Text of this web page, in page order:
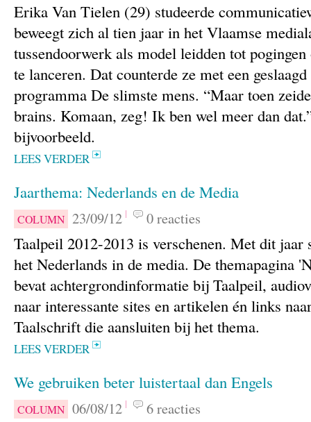
Erika Van Tielen (29) studeerde
beweegt zich al tien jaar in het Vlaamse
tussendoorwerk als model leidden tot
te lanceren. Dat counterde ze met een
programma De slimste mens. “Maar toen
brains. Komaan, zeg! Ik ben wel meer dan
bijvoorbeeld.
LEES VERDER
Jaarthema: Nederlands en de Media
COLUMN 23/09/12 0 reacties
Taalpeil 2012-2013 is verschenen. Met dit jaar
het Nederlands in de media. De themapagina
bevat achtergrondinformatie bij Taalpeil,
naar interessante sites en artikelen én links
Taalschrift die aansluiten bij het thema.
LEES VERDER
We gebruiken beter luistertaal dan Engels
COLUMN 06/08/12 6 reacties